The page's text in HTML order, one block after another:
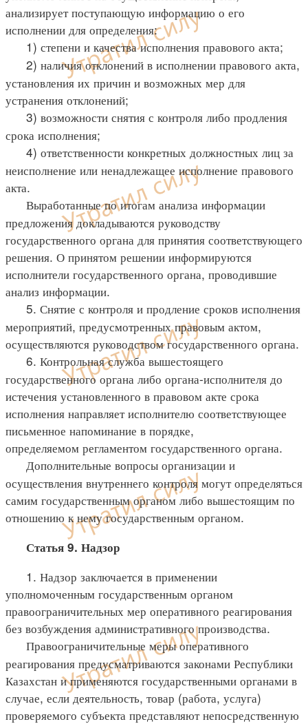
анализирует поступающую информацию о его
исполнении для определения:
1) степени и качества исполнения правового акта;
2) наличия отклонений в исполнении правового акта,
установления их причин и возможных мер для
устранения отклонений;
3) возможности снятия с контроля либо продления
срока исполнения;
4) ответственности конкретных должностных лиц за
неисполнение или ненадлежащее исполнение правового
акта.
Выработанные по итогам анализа информации
предложения докладываются руководству
государственного органа для принятия соответствующего
решения. О принятом решении информируются
исполнители государственного органа, проводившие
анализ информации.
5. Снятие с контроля и продление сроков исполнения
мероприятий, предусмотренных правовым актом,
осуществляются руководством государственного органа.
6. Контрольная служба вышестоящего
государственного органа либо органа-исполнителя до
истечения установленного в правовом акте срока
исполнения направляет исполнителю соответствующее
письменное напоминание в порядке,
определяемом регламентом государственного органа.
Дополнительные вопросы организации и
осуществления внутреннего контроля могут определяться
самим государственным органом либо вышестоящим по
отношению к нему государственным органом.
Статья 9. Надзор
1. Надзор заключается в применении
уполномоченным государственным органом
правоограничительных мер оперативного реагирования
без возбуждения административного производства.
Правоограничительные меры оперативного
реагирования предусматриваются законами Республики
Казахстан и применяются государственными органами в
случае, если деятельность, товар (работа, услуга)
проверяемого субъекта представляют непосредственную